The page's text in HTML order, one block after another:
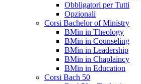
Obbligatori per Tutti
Opzionali
Corsi Bachelor of Ministry
BMin in Theology
BMin in Counseling
BMin in Leadership
BMin in Chaplaincy
BMin in Education
Corsi Bach 50